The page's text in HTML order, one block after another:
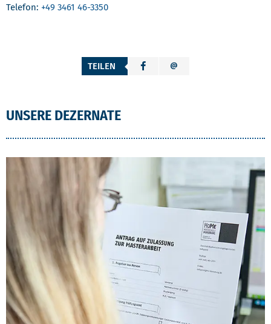
Telefon: +49 3461 46-3350
TEILEN
UNSERE DEZERNATE